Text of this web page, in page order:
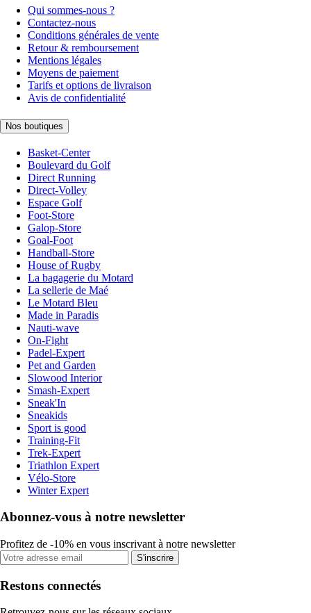
Qui sommes-nous ?
Contactez-nous
Conditions générales de vente
Retour & remboursement
Mentions légales
Moyens de paiement
Tarifs et options de livraison
Avis de confidentialité
Nos boutiques
Basket-Center
Boulevard du Golf
Direct Running
Direct-Volley
Espace Golf
Foot-Store
Galop-Store
Goal-Foot
Handball-Store
House of Rugby
La bagagerie du Motard
La sellerie de Maé
Le Motard Bleu
Made in Paradis
Nauti-wave
On-Fight
Padel-Expert
Pet and Garden
Slowood Interior
Smash-Expert
Sneak'In
Sneakids
Sport is good
Training-Fit
Trek-Expert
Triathlon Expert
Vélo-Store
Winter Expert
Abonnez-vous à notre newsletter
Profitez de -10% en vous inscrivant à notre newsletter
S'inscrire
Restons connectés